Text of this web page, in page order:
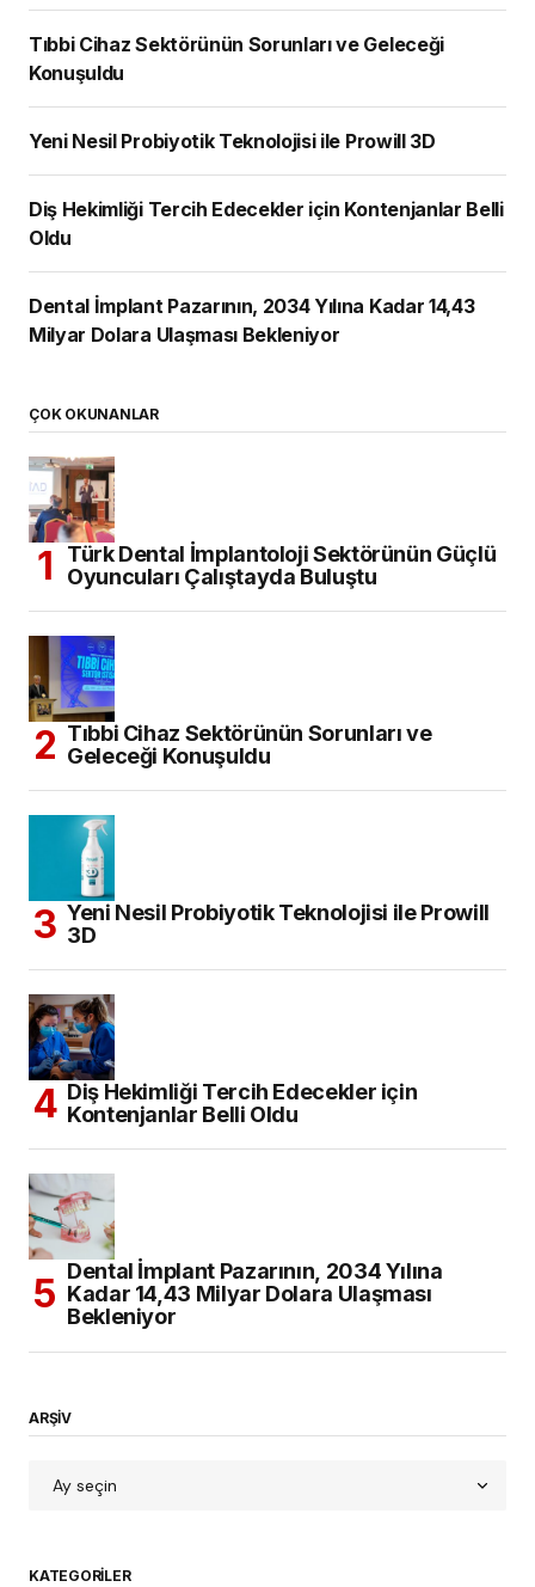
Tıbbi Cihaz Sektörünün Sorunları ve Geleceği
Konuşuldu
Yeni Nesil Probiyotik Teknolojisi ile Prowill 3D
Diş Hekimliği Tercih Edecekler için Kontenjanlar Belli
Oldu
Dental İmplant Pazarının, 2034 Yılına Kadar 14,43
Milyar Dolara Ulaşması Bekleniyor
ÇOK OKUNANLAR
Türk Dental İmplantoloji Sektörünün Güçlü
Oyuncuları Çalıştayda Buluştu
Tıbbi Cihaz Sektörünün Sorunları ve
Geleceği Konuşuldu
Yeni Nesil Probiyotik Teknolojisi ile Prowill
3D
Diş Hekimliği Tercih Edecekler için
Kontenjanlar Belli Oldu
Dental İmplant Pazarının, 2034 Yılına
Kadar 14,43 Milyar Dolara Ulaşması
Bekleniyor
ARŞİV
KATEGORILER